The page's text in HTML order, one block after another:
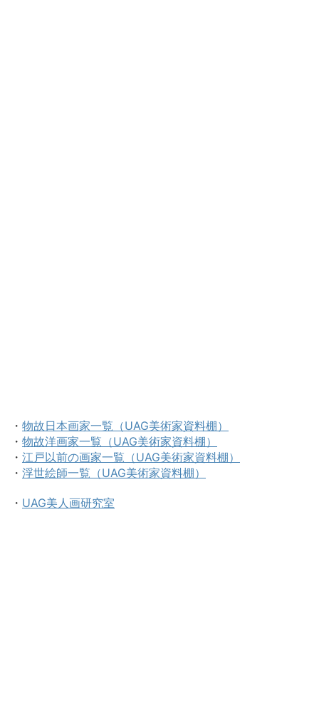
・ 物故日本画家一覧（UAG美術家資料棚）
・ 物故洋画家一覧（UAG美術家資料棚）
・ 江戸以前の画家一覧（UAG美術家資料棚）
・ 浮世絵師一覧（UAG美術家資料棚）
・ UAG美人画研究室